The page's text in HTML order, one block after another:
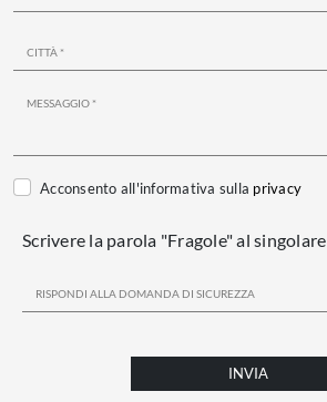
Acconsento all'informativa sulla privacy
Scrivere la parola "Fragole" al singolare
INVIA